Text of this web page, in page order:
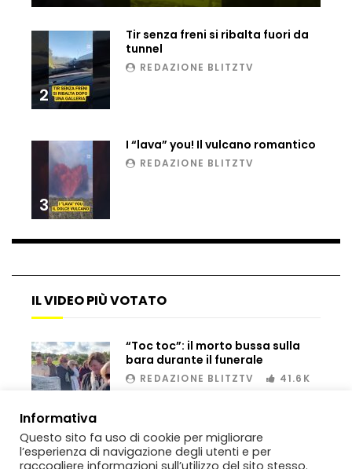
Auto fuori controllo in Guatemala,
tragedia a Petén
Russia sotto zero: fiumi congelati e navi
Bombe russe sulle montagne per creare
valanghe e proteggere i turisti
Auto si schianta, il guidatore vola dal
Tradisce la moglie e lo legano con lo
scotch a un albero
il piano fallisce
2
Tir senza freni si ribalta fuori da
tunnel
REDAZIONE BLITZTV
3
I “lava” you! Il vulcano romantico
REDAZIONE BLITZTV
IL VIDEO PIÙ VOTATO
00:02
“Toc toc”: il morto bussa sulla
bara durante il funerale
REDAZIONE BLITZTV 41.6K
Informativa
Questo sito fa uso di cookie per migliorare
l’esperienza di navigazione degli utenti e per
raccogliere informazioni sull’utilizzo del sito stesso.